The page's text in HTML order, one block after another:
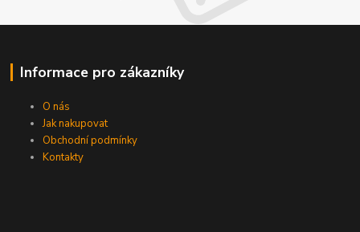
Informace pro zákazníky
O nás
Jak nakupovat
Obchodní podmínky
Kontakty